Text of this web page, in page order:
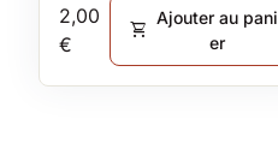
Prix normal
2,00
€
shopping_cart
Ajouter au pani
er